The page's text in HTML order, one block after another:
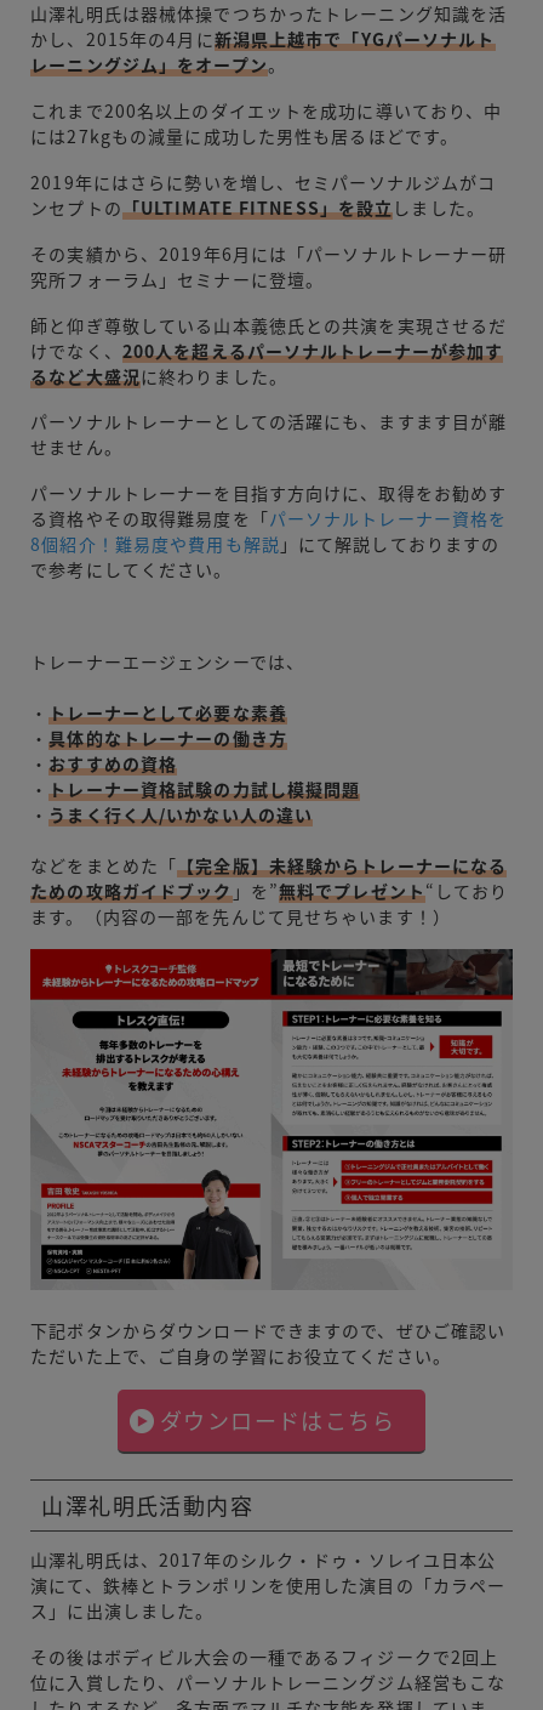
山澤礼明氏は器械体操でつちかったトレーニング知識を活
かし、2015年の4月に新潟県上越市で「YGパーソナルト
レーニングジム」をオープン。
これまで200名以上のダイエットを成功に導いており、中
には27kgもの減量に成功した男性も居るほどです。
2019年にはさらに勢いを増し、セミパーソナルジムがコ
ンセプトの「ULTIMATE FITNESS」を設立しました。
その実績から、2019年6月には「パーソナルトレーナー研
究所フォーラム」セミナーに登壇。
師と仰ぎ尊敬している山本義徳氏との共演を実現させるだ
けでなく、 200人を超えるパーソナルトレーナーが参加す
るなど大盛況に終わりました。
パーソナルトレーナーとしての活躍にも、ますます目が離
せません。
パーソナルトレーナーを目指す方向けに、取得をお勧めす
る資格やその取得難易度を「パーソナルトレーナー資格を
8個紹介！難易度や費用も解説 」にて解説しておりますの
で参考にしてください。
トレーナーエージェンシーでは、
・トレーナーとして必要な素養
・具体的なトレーナーの働き方
・おすすめの資格
・トレーナー資格試験の力試し模擬問題
・うまく行く人/いかない人の違い
などをまとめた「【完全版】未経験からトレーナーになる
ための攻略ガイドブック」を”無料でプレゼント“しており
ます。（内容の一部を先んじて見せちゃいます！）
下記ボタンからダウンロードできますので、ぜひご確認い
ただいた上で、ご自身の学習にお役立てください。
ダウンロードはこちら
山澤礼明氏活動内容
山澤礼明氏は、2017年のシルク・ドゥ・ソレイユ日本公
演にて、鉄棒とトランポリンを使用した演目の「カラペー
ス」に出演しました。
その後はボディビル大会の一種であるフィジークで2回上
位に入賞したり、パーソナルトレーニングジム経営もこな